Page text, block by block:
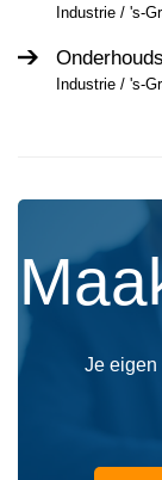
Industrie / 's-
Industrie / 's-
Je eigen